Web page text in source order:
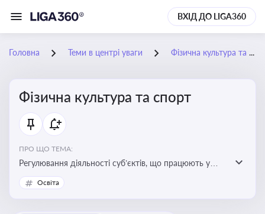
ВХІД ДО LIGA360
Головна Теми в центрі уваги Фізична культура та спорт
Фізична культура та спорт
ПРО ЩО ТЕМА:
Регулювання діяльності суб’єктів, що працюють у
сфері фізичної культури та спорту, включаючи
оздоровлення населення, професійний і аматорський
Освіта